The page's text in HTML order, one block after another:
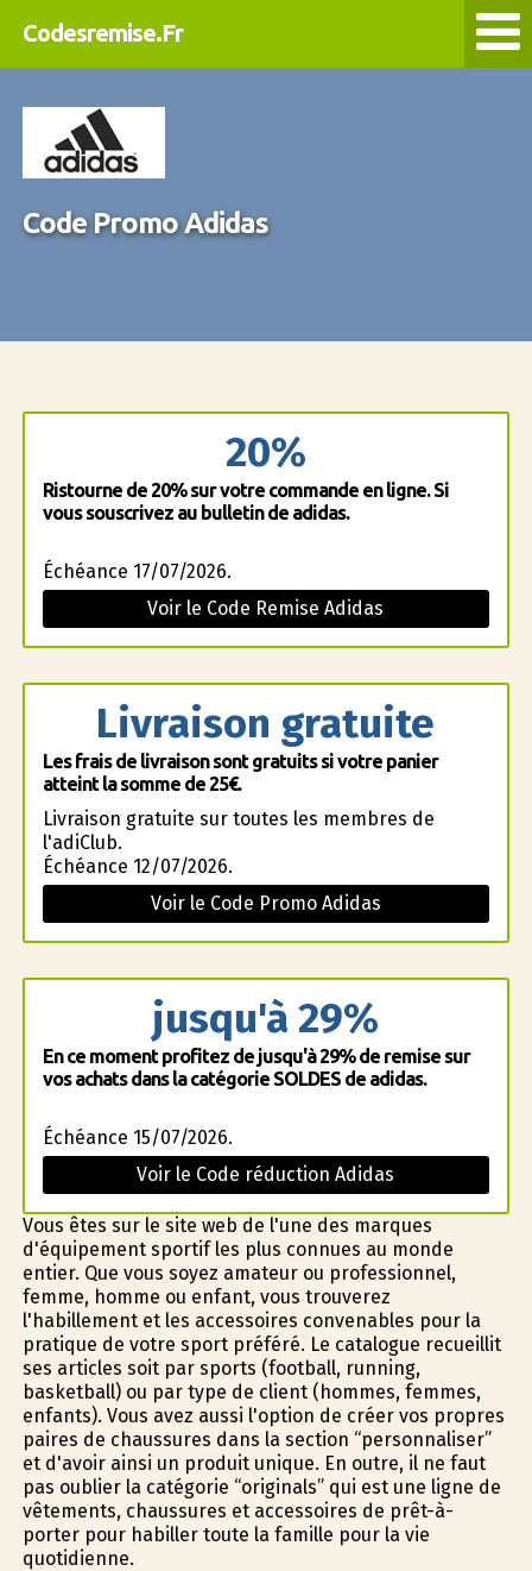
Codesremise.Fr
Code Promo Adidas
20%
Ristourne de 20% sur votre commande en ligne. Si
vous souscrivez au bulletin de adidas.
Échéance 17/07/2026.
Voir le Code Remise Adidas
Livraison gratuite
Les frais de livraison sont gratuits si votre panier
atteint la somme de 25€.
Livraison gratuite sur toutes les membres de
l'adiClub.
Échéance 12/07/2026.
Voir le Code Promo Adidas
jusqu'à 29%
En ce moment profitez de jusqu'à 29% de remise sur
vos achats dans la catégorie SOLDES de adidas.
Échéance 15/07/2026.
Voir le Code réduction Adidas
Vous êtes sur le site web de l'une des marques
d'équipement sportif les plus connues au monde
entier. Que vous soyez amateur ou professionnel,
femme, homme ou enfant, vous trouverez
l'habillement et les accessoires convenables pour la
pratique de votre sport préféré. Le catalogue recueillit
ses articles soit par sports (football, running,
basketball) ou par type de client (hommes, femmes,
enfants). Vous avez aussi l'option de créer vos propres
paires de chaussures dans la section “personnaliser”
et d'avoir ainsi un produit unique. En outre, il ne faut
pas oublier la catégorie “originals” qui est une ligne de
vêtements, chaussures et accessoires de prêt-à-
porter pour habiller toute la famille pour la vie
quotidienne.